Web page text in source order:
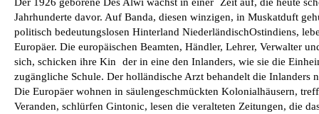
Jahrhunderte davor. Auf Banda, diesen winzigen, in Muskatduft
politisch bedeutungslosen Hinterland Niederländisch­Ostindiens,
Europäer. Die europäischen Beamten, Händler, Lehrer, Verwalter
sich, schicken ihre Kin­ der in eine den Inlanders, wie sie die
zugängliche Schule. Der holländische Arzt behandelt die
Die Europäer wohnen in säulengeschmückten Kolonialhäusern,
Veranden, schlürfen Gintonic, lesen die veralteten Zeitungen, die